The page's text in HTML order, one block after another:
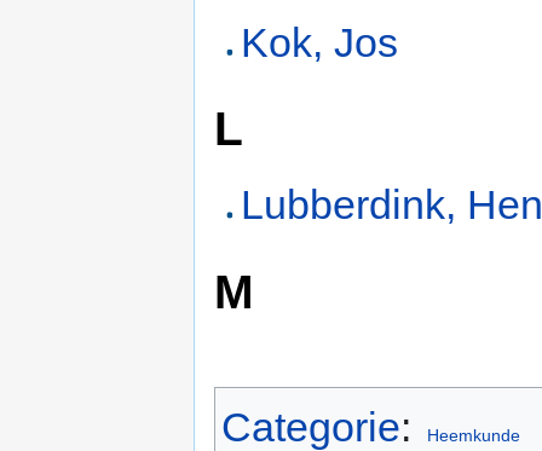
Kok, Jos
L
Lubberdink,
M
Categorie: Heemkunde